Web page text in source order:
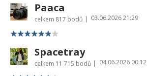
Paaca
celkem 817 bodů | 03.06.2026 21:29
Spacetray
celkem 11 715 bodů | 04.06.2026 00:12